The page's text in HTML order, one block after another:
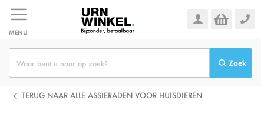
naar
de
inhoud
MENU
Zoek
TERUG NAAR ALLE ASSIERADEN VOOR HUISDIEREN